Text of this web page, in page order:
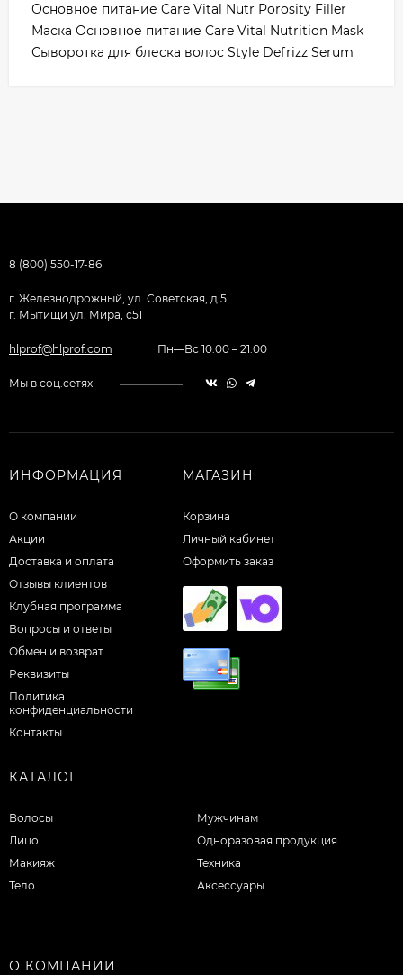
Основное питание Care Vital Nutr Porosity Filler
Маска Основное питание Care Vital Nutrition Mask
Сыворотка для блеска волос Style Defrizz Serum
8 (800) 550-17-86
г. Железнодрожный, ул. Советская, д.5
г. Мытищи ул. Мира, с51
hlprof@hlprof.com Пн—Вс 10:00 – 21:00
Мы в соц.сетях
ИНФОРМАЦИЯ
О компании
Акции
Доставка и оплата
Отзывы клиентов
Клубная программа
Вопросы и ответы
Обмен и возврат
Реквизиты
Политика
конфиденциальности
Контакты
МАГАЗИН
Корзина
Личный кабинет
Оформить заказ
КАТАЛОГ
Волосы
Лицо
Макияж
Тело
Мужчинам
Одноразовая продукция
Техника
Аксессуары
О КОМПАНИИ